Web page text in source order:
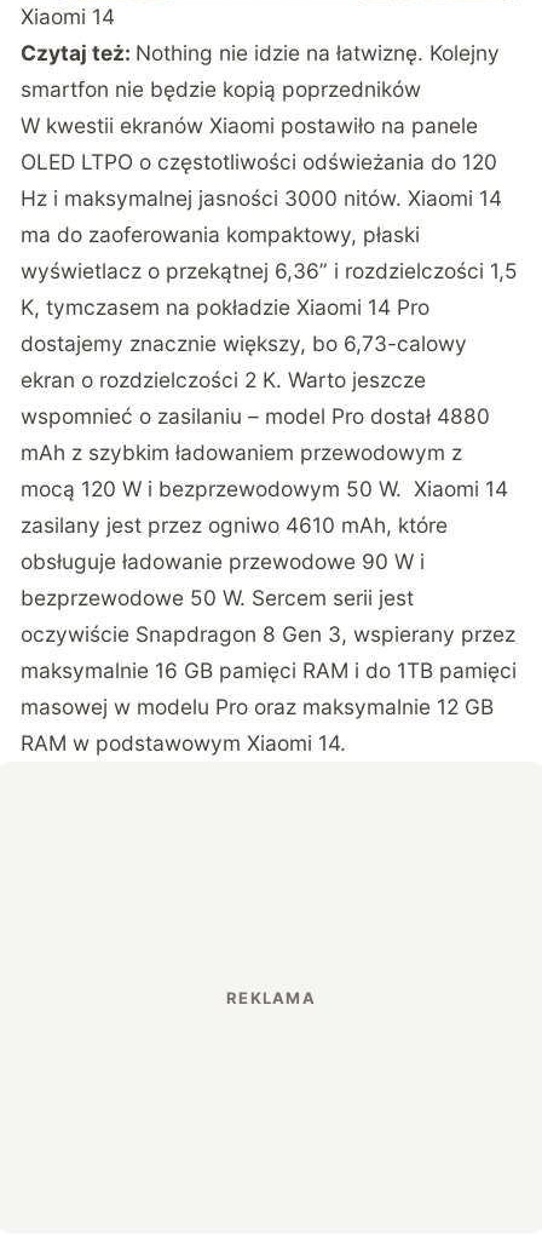
Xiaomi 14
Czytaj też: Nothing nie idzie na łatwiznę. Kolejny
smartfon nie będzie kopią poprzedników
W kwestii ekranów Xiaomi postawiło na panele
OLED LTPO o częstotliwości odświeżania do 120
Hz i maksymalnej jasności 3000 nitów. Xiaomi 14
ma do zaoferowania kompaktowy, płaski
wyświetlacz o przekątnej 6,36” i rozdzielczości 1,5
K, tymczasem na pokładzie Xiaomi 14 Pro
dostajemy znacznie większy, bo 6,73-calowy
ekran o rozdzielczości 2 K. Warto jeszcze
wspomnieć o zasilaniu – model Pro dostał 4880
mAh z szybkim ładowaniem przewodowym z
mocą 120 W i bezprzewodowym 50 W. Xiaomi 14
zasilany jest przez ogniwo 4610 mAh, które
obsługuje ładowanie przewodowe 90 W i
bezprzewodowe 50 W. Sercem serii jest
oczywiście Snapdragon 8 Gen 3, wspierany przez
maksymalnie 16 GB pamięci RAM i do 1TB pamięci
masowej w modelu Pro oraz maksymalnie 12 GB
RAM w podstawowym Xiaomi 14.